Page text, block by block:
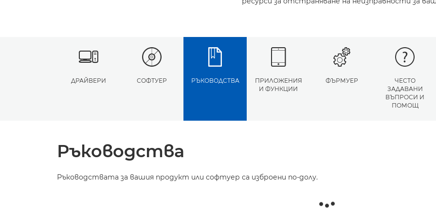
ДРАЙВЕРИ СОФТУЕР РЪКОВОДСТВА
ПРИЛОЖЕНИЯ
И ФУНКЦИИ
ФЪРМУЕР
ЧЕСТО
ЗАДАВАНИ
ВЪПРОСИ И
ПОМОЩ
Ръководства
Ръководствата за вашия продукт или софтуер са изброени по-долу.